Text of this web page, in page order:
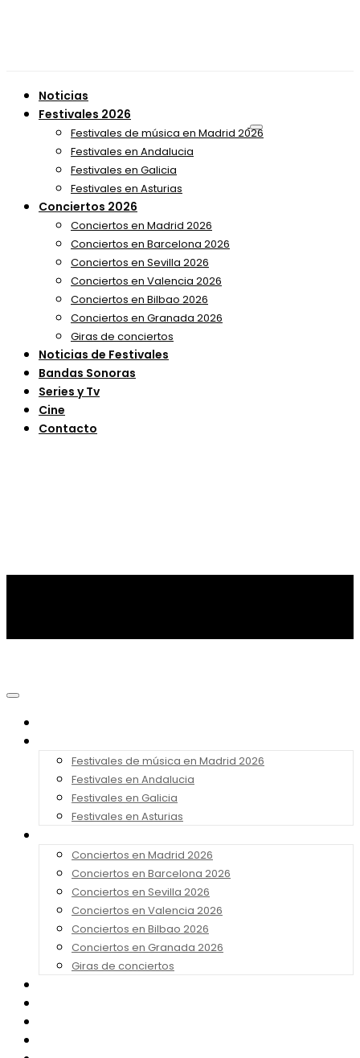
Noticias
Festivales 2026
Festivales de música en Madrid 2026
Festivales en Andalucia
Festivales en Galicia
Festivales en Asturias
Conciertos 2026
Conciertos en Madrid 2026
Conciertos en Barcelona 2026
Conciertos en Sevilla 2026
Conciertos en Valencia 2026
Conciertos en Bilbao 2026
Conciertos en Granada 2026
Giras de conciertos
Noticias de Festivales
Bandas Sonoras
Series y Tv
Cine
Contacto
Festivales de música en Madrid 2026
Festivales en Andalucia
Festivales en Galicia
Festivales en Asturias
Conciertos en Madrid 2026
Conciertos en Barcelona 2026
Conciertos en Sevilla 2026
Conciertos en Valencia 2026
Conciertos en Bilbao 2026
Conciertos en Granada 2026
Giras de conciertos